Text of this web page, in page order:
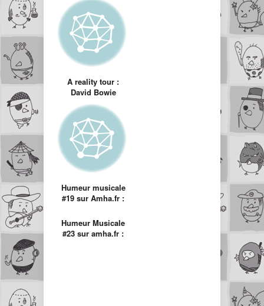
A reality tour :
David Bowie
Humeur musicale
#19 sur Amha.fr :
Humeur Musicale
#23 sur amha.fr :